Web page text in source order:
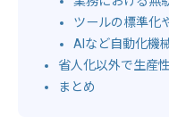
ツールの標準化
AIなど自動化機
省人化以外で生産
まとめ